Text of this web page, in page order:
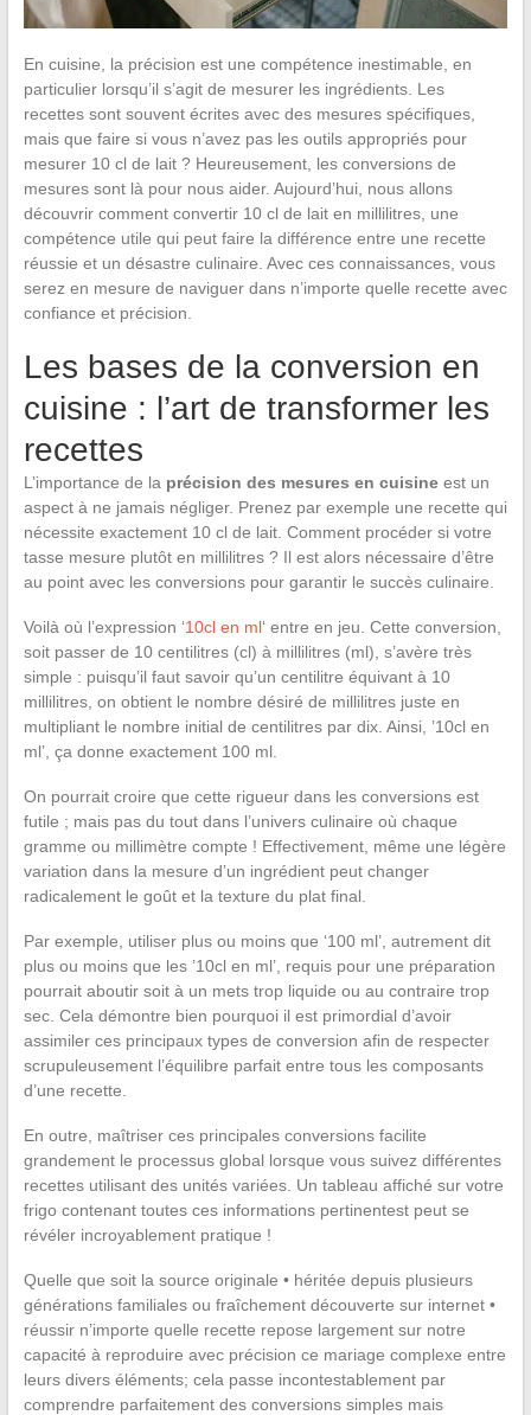
En cuisine, la précision est une compétence inestimable, en
particulier lorsqu’il s’agit de mesurer les ingrédients. Les
recettes sont souvent écrites avec des mesures spécifiques,
mais que faire si vous n’avez pas les outils appropriés pour
mesurer 10 cl de lait ? Heureusement, les conversions de
mesures sont là pour nous aider. Aujourd’hui, nous allons
découvrir comment convertir 10 cl de lait en millilitres, une
compétence utile qui peut faire la différence entre une recette
réussie et un désastre culinaire. Avec ces connaissances, vous
serez en mesure de naviguer dans n’importe quelle recette avec
confiance et précision.
Les bases de la conversion en
cuisine : l’art de transformer les
recettes
L’importance de la précision des mesures en cuisineest un
aspect à ne jamais négliger. Prenez par exemple une recette qui
nécessite exactement 10 cl de lait. Comment procéder si votre
tasse mesure plutôt en millilitres ? Il est alors nécessaire d’être
au point avec les conversions pour garantir le succès culinaire.
Voilà où l’expression ‘10cl en ml‘ entre en jeu. Cette conversion,
soit passer de 10 centilitres (cl) à millilitres (ml), s’avère très
simple : puisqu’il faut savoir qu’un centilitre équivant à 10
millilitres, on obtient le nombre désiré de millilitres juste en
multipliant le nombre initial de centilitres par dix. Ainsi, ’10cl en
ml’, ça donne exactement 100 ml.
On pourrait croire que cette rigueur dans les conversions est
futile ; mais pas du tout dans l’univers culinaire où chaque
gramme ou millimètre compte ! Effectivement, même une légère
variation dans la mesure d’un ingrédient peut changer
radicalement le goût et la texture du plat final.
Par exemple, utiliser plus ou moins que ‘100 ml’, autrement dit
plus ou moins que les ’10cl en ml’, requis pour une préparation
pourrait aboutir soit à un mets trop liquide ou au contraire trop
sec. Cela démontre bien pourquoi il est primordial d’avoir
assimiler ces principaux types de conversion afin de respecter
scrupuleusement l’équilibre parfait entre tous les composants
d’une recette.
En outre, maîtriser ces principales conversions facilite
grandement le processus global lorsque vous suivez différentes
recettes utilisant des unités variées. Un tableau affiché sur votre
frigo contenant toutes ces informations pertinentest peut se
révéler incroyablement pratique !
Quelle que soit la source originale • héritée depuis plusieurs
générations familiales ou fraîchement découverte sur internet •
réussir n’importe quelle recette repose largement sur notre
capacité à reproduire avec précision ce mariage complexe entre
leurs divers éléments; cela passe incontestablement par
comprendre parfaitement des conversions simples mais